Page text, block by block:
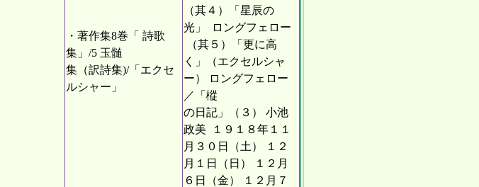
・著作集8巻「 詩歌
集」/5 玉髄
集（訳詩集)/「エクセ
ルシャー」
（其４）「星辰の
光」 ロングフェロー
（其５）「更に高
く」（エクセルシャ
ー） ロングフェロー
／「樅
の日記」（３） 小池
政美 １９１８年１１
月３０日（土） １２
月１日（日） １２月
６日（金） １２月７